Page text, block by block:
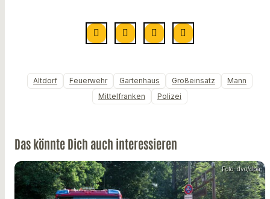
Altdorf Feuerwehr Gartenhaus Großeinsatz
Mann
Mittelfranken
Polizei
Das könnte Dich auch interessieren
Foto: dvo/dpa